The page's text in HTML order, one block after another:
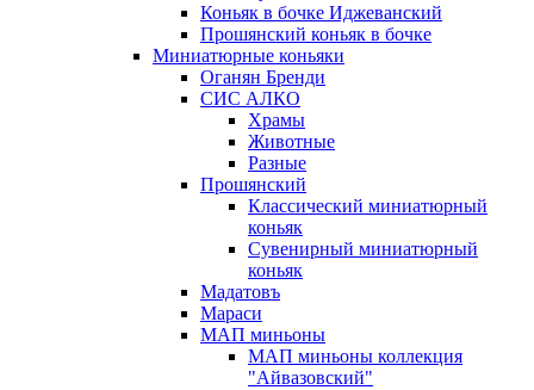
Коньяк в бочке Иджеванский
Прошянский коньяк в бочке
Миниатюрные коньяки
Оганян Бренди
СИС АЛКО
Храмы
Животные
Разные
Прошянский
Классический миниатюрный
коньяк
Сувенирный миниатюрный
коньяк
Мадатовъ
Мараси
МАП миньоны
МАП миньоны коллекция
"Айвазовский"